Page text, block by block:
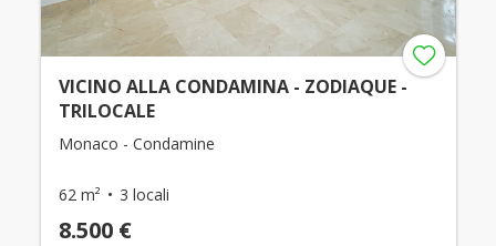
VICINO ALLA CONDAMINA - ZODIAQUE -
TRILOCALE
Monaco - Condamine
62 m² 3 locali
8.500 €